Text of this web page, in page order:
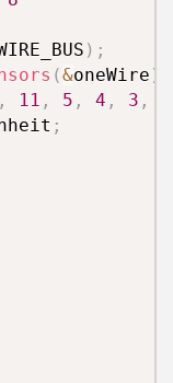
) ;
(&oneWire )
, 11 , 5 , 4 , 3 ,
;